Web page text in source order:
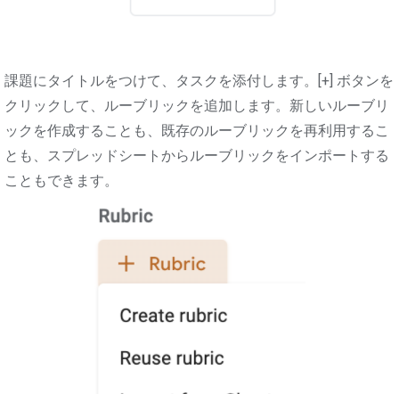
課題にタイトルをつけて、タスクを添付します。[+] ボタンを
クリックして、ルーブリックを追加します。新しいルーブリ
ックを作成することも、既存のルーブリックを再利用するこ
とも、スプレッドシートからルーブリックをインポートする
こともできます。